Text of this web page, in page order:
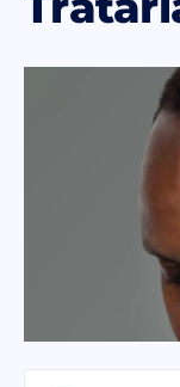
He leído y acepto el